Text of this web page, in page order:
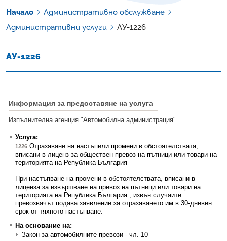
Начало
Административно обслужване
Административни услуги
АУ-1226
АУ-1226